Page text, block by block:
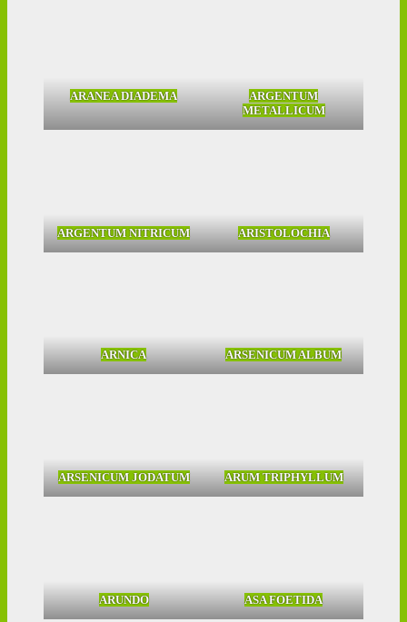
ARANEA DIADEMA
ARGENTUM
METALLICUM
ARGENTUM NITRICUM ARISTOLOCHIA
ARNICA ARSENICUM ALBUM
ARSENICUM JODATUM ARUM TRIPHYLLUM
ARUNDO ASA FOETIDA